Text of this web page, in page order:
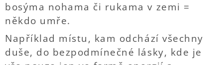
bosýma nohama či rukama v zemi =
někdo umře.
Například místu, kam odchází všechny
duše, do bezpodmínečné lásky, kde je